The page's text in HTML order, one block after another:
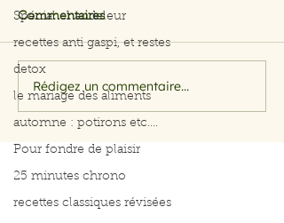
Spécial chandeleur
recettes anti gaspi, et restes
detox
le mariage des aliments
automne : potirons etc....
Pour fondre de plaisir
25 minutes chrono
recettes classiques révisées
Filet de saumon aux
herbes et citron
Commentaires
Rédigez un commentaire...